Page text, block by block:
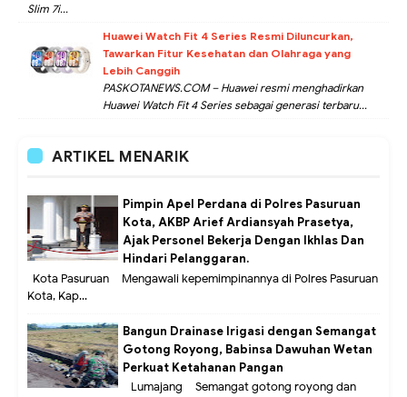
Slim 7i...
Huawei Watch Fit 4 Series Resmi Diluncurkan,
Tawarkan Fitur Kesehatan dan Olahraga yang
Lebih Canggih
PASKOTANEWS.COM – Huawei resmi menghadirkan
Huawei Watch Fit 4 Series sebagai generasi terbaru...
ARTIKEL MENARIK
Pimpin Apel Perdana di Polres Pasuruan
Kota, AKBP Arief Ardiansyah Prasetya,
Ajak Personel Bekerja Dengan Ikhlas Dan
Hindari Pelanggaran.
Kota Pasuruan – Mengawali kepemimpinannya di Polres Pasuruan
Kota, Kap...
Bangun Drainase Irigasi dengan Semangat
Gotong Royong, Babinsa Dawuhan Wetan
Perkuat Ketahanan Pangan
Lumajang – Semangat gotong royong dan